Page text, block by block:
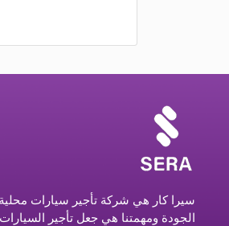
سيرا كار هي شركة تأجير سيارات
الجودة ومهمتنا هي جعل تأجير